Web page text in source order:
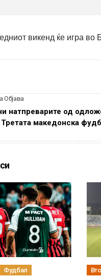
викенд ќе игра
Објава
натпреварите од
Третата македонска
Фудбал